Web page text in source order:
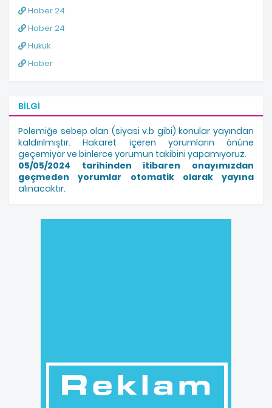
Haber 24
Haber 24
Hukuk
Haber
BILGI
Polemiğe sebep olan (siyasi v.b gibi) konular yayından
kaldırılmıştır. Hakaret içeren yorumların önüne
geçemiyor ve binlerce yorumun takibini yapamıyoruz.
05/05/2024 tarihinden itibaren onayımızdan
geçmeden yorumlar otomatik olarak yayına
alınacaktır.